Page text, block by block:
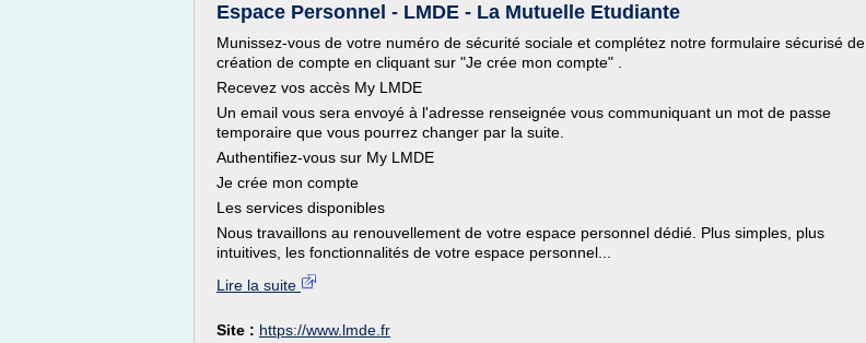
Espace Personnel - LMDE - La Mutuelle Etudiante
Munissez-vous de votre numéro de sécurité sociale et complétez notre formulaire sécurisé de
création de compte en cliquant sur "Je crée mon compte" .
Recevez vos accès My LMDE
Un email vous sera envoyé à l'adresse renseignée vous communiquant un mot de passe
temporaire que vous pourrez changer par la suite.
Authentifiez-vous sur My LMDE
Je crée mon compte
Les services disponibles
Nous travaillons au renouvellement de votre espace personnel dédié. Plus simples, plus
intuitives, les fonctionnalités de votre espace personnel...
Lire la suite
Site : https://www.lmde.fr